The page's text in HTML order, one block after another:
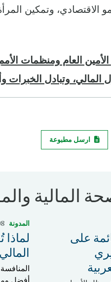
الاقتصادي، وتمكين
العام ومنظمات
وتبادل الخبرات
ارسل مطبوعة
المالية
على
المدونة 08 يناير/
المالي